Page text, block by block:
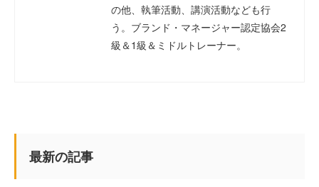
の他、執筆活動、講演活動なども行
う。ブランド・マネージャー認定協会2
級＆1級＆ミドルトレーナー。
最新の記事